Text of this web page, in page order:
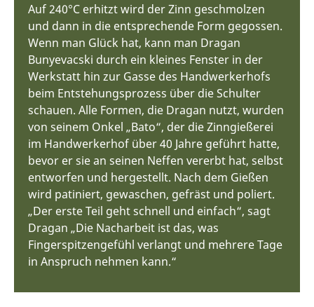
Auf 240°C erhitzt wird der Zinn geschmolzen
und dann in die entsprechende Form gegossen.
Wenn man Glück hat, kann man Dragan
Bunyevacski durch ein kleines Fenster in der
Werkstatt hin zur Gasse des Handwerkerhofs
beim Entstehungsprozess über die Schulter
schauen. Alle Formen, die Dragan nutzt, wurden
von seinem Onkel „Bato“, der die Zinngießerei
im Handwerkerhof über 40 Jahre geführt hatte,
bevor er sie an seinen Neffen vererbt hat, selbst
entworfen und hergestellt. Nach dem Gießen
wird patiniert, gewaschen, gefräst und poliert.
„Der erste Teil geht schnell und einfach“, sagt
Dragan „Die Nacharbeit ist das, was
Fingerspitzengefühl verlangt und mehrere Tage
in Anspruch nehmen kann.“